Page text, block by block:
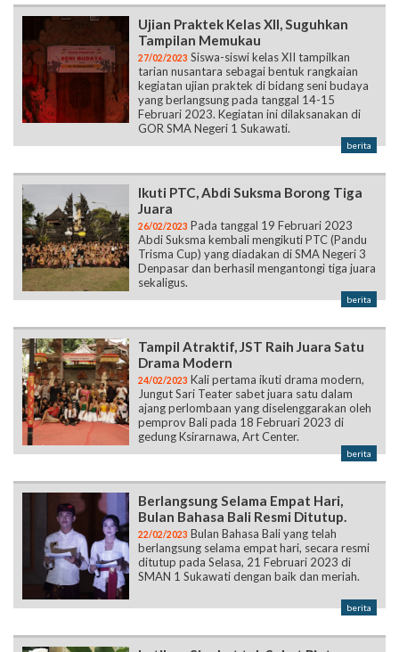
Ujian Praktek Kelas XII, Suguhkan
Tampilan Memukau
27/02/2023 Siswa-siswi kelas XII tampilkan
tarian nusantara sebagai bentuk rangkaian
kegiatan ujian praktek di bidang seni budaya
yang berlangsung pada tanggal 14-15
Februari 2023. Kegiatan ini dilaksanakan di
GOR SMA Negeri 1 Sukawati.
berita
Ikuti PTC, Abdi Suksma Borong Tiga
Juara
26/02/2023 Pada tanggal 19 Februari 2023
Abdi Suksma kembali mengikuti PTC (Pandu
Trisma Cup) yang diadakan di SMA Negeri 3
Denpasar dan berhasil mengantongi tiga juara
sekaligus.
berita
Tampil Atraktif, JST Raih Juara Satu
Drama Modern
24/02/2023 Kali pertama ikuti drama modern,
Jungut Sari Teater sabet juara satu dalam
ajang perlombaan yang diselenggarakan oleh
pemprov Bali pada 18 Februari 2023 di
gedung Ksirarnawa, Art Center.
berita
Berlangsung Selama Empat Hari,
Bulan Bahasa Bali Resmi Ditutup.
22/02/2023 Bulan Bahasa Bali yang telah
berlangsung selama empat hari, secara resmi
ditutup pada Selasa, 21 Februari 2023 di
SMAN 1 Sukawati dengan baik dan meriah.
berita